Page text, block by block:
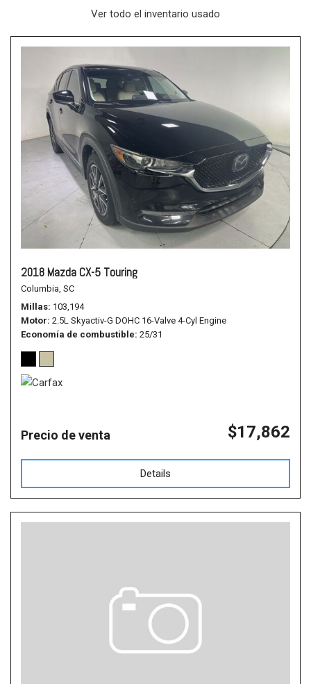
Ver todo el inventario usado
2018 Mazda CX-5 Touring
Columbia, SC
Millas 103,194
Motor 2.5L Skyactiv-G DOHC 16-Valve 4-Cyl Engine
Economía de combustible 25/31
Precio de venta $17,862
Details